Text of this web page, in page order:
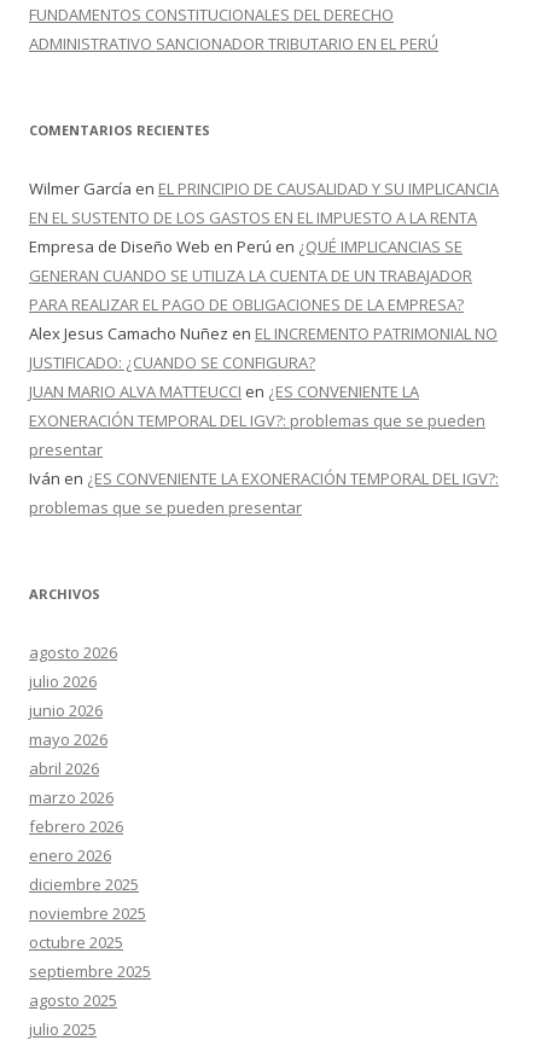
FUNDAMENTOS CONSTITUCIONALES DEL DERECHO
ADMINISTRATIVO SANCIONADOR TRIBUTARIO EN EL PERÚ
COMENTARIOS RECIENTES
Wilmer García en EL PRINCIPIO DE CAUSALIDAD Y SU IMPLICANCIA
EN EL SUSTENTO DE LOS GASTOS EN EL IMPUESTO A LA RENTA
Empresa de Diseño Web en Perú en ¿QUÉ IMPLICANCIAS SE
GENERAN CUANDO SE UTILIZA LA CUENTA DE UN TRABAJADOR
PARA REALIZAR EL PAGO DE OBLIGACIONES DE LA EMPRESA?
Alex Jesus Camacho Nuñez en EL INCREMENTO PATRIMONIAL NO
JUSTIFICADO: ¿CUANDO SE CONFIGURA?
JUAN MARIO ALVA MATTEUCCI en ¿ES CONVENIENTE LA
EXONERACIÓN TEMPORAL DEL IGV?: problemas que se pueden
presentar
Iván en ¿ES CONVENIENTE LA EXONERACIÓN TEMPORAL DEL IGV?:
problemas que se pueden presentar
ARCHIVOS
agosto 2026
julio 2026
junio 2026
mayo 2026
abril 2026
marzo 2026
febrero 2026
enero 2026
diciembre 2025
noviembre 2025
octubre 2025
septiembre 2025
agosto 2025
julio 2025